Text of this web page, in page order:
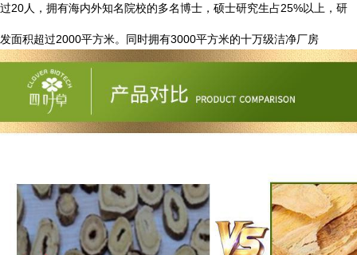
过20人，拥有海内外知名院校的多名博士，硕士研究生占25%以上，研
发面积超过2000平方米。同时拥有3000平方米的十万级洁净厂房